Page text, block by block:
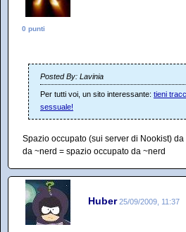
0 punti
Posted By: Lavinia
Per tutti voi, un sito interessante: tieni
sessuale!
Spazio occupato (sui server di Nookist)
da ~nerd = spazio occupato da ~nerd
Huber 25/09/2009, 11:37